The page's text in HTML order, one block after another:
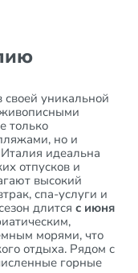
своей уникальной
только
но и
идеальна
отпусков и
высокий
спа-услуги и
длится с июня
морями, что
отдыха. Рядом с
горные